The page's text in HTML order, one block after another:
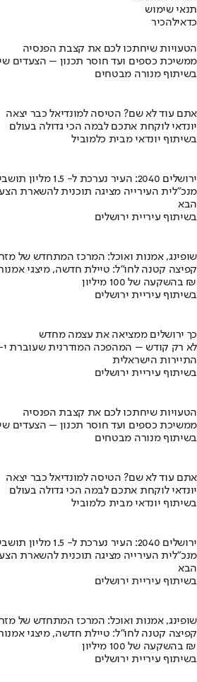
תנאי שימוש
כדאילהכיר
הטעויות שיחתכו לכם את קצבת הפנסיה
ממשיכת כספים ועד חוסר תכנון – הצעדים
בשיתוף מנורה מבטחים
אתם עוד לא שם? הטיסה למונדיאל כבר יצאה
יונדאי לוקחת אתכם לבמה הכי גדולה בעולם
בשיתוף יונדאי מבית כלמוביל
ירושלים 2040: העיר נערכת ל- 1.5 מליון תושבים
מנכ"לית העירייה מציגה תוכנית להשארת
הבא
בשיתוף עיריית ירושלים
שופינג, אמנות ואוכל: המרכז המתחדש של
קפיצה קטנה לחו"ל: טיילת חדשה, מיצגי
בהשקעה של 100 מיליון ₪
בשיתוף עיריית ירושלים
כך ירושלים ממציאה את עצמה מחדש
לא רק קודש – המהפכה המודרנית שעוברת
התיירות הישראלית
בשיתוף עיריית ירושלים
הטעויות שיחתכו לכם את קצבת הפנסיה
ממשיכת כספים ועד חוסר תכנון – הצעדים
בשיתוף מנורה מבטחים
אתם עוד לא שם? הטיסה למונדיאל כבר יצאה
יונדאי לוקחת אתכם לבמה הכי גדולה בעולם
בשיתוף יונדאי מבית כלמוביל
ירושלים 2040: העיר נערכת ל- 1.5 מליון תושבים
מנכ"לית העירייה מציגה תוכנית להשארת
הבא
בשיתוף עיריית ירושלים
שופינג, אמנות ואוכל: המרכז המתחדש של
קפיצה קטנה לחו"ל: טיילת חדשה, מיצגי
בהשקעה של 100 מיליון ₪
בשיתוף עיריית ירושלים